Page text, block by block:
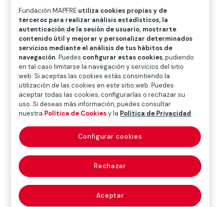
las salas, visitas virtuales, etc.
Un espacio desde el que volver a ver, escuchar,
compartir y, en definitiva, sentir y disfrutar los muchos
medios con los que, cuando nos abandonamos a ella,
la creación artística nos ayuda a entender mejor
nuestro mundo y a nosotros mismos.
Fundación MAPFRE utiliza cookies propias y de
terceros para realizar análisis estadísticos, la
autenticación de la sesión de usuario, mostrarte
contenido útil y mejorar y personalizar determinados
servicios mediante el análisis de tus hábitos de
navegación. Puedes configurar estas cookies, pudiendo
en tal caso limitarse la navegación y servicios del sitio
web. Si aceptas las cookies estás consintiendo la
utilización de las cookies en este sitio web. Puedes
aceptar todas las cookies, configurarlas o rechazar su
uso. Si deseas más información, puedes consultar
nuestra Política de Cookiesy la Política de Privacidad.
Rechazar
Aceptar
Configurar cookies